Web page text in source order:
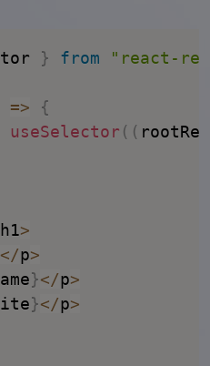
} from "react-
=>
{
useSelector ( (
h1>
</p>
}</p>
}</p>